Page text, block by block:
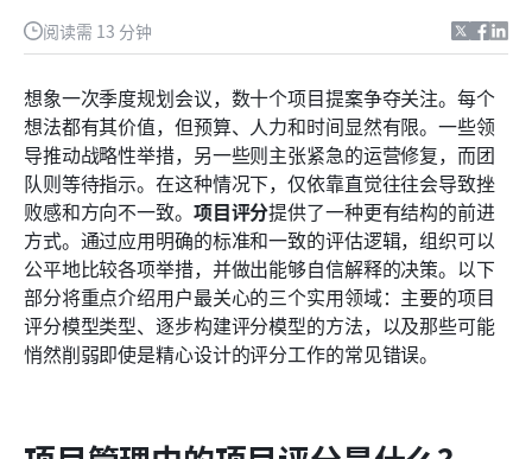
阅读需 13 分钟
想象一次季度规划会议，数十个项目提案争夺关注。每个
想法都有其价值，但预算、人力和时间显然有限。一些领
导推动战略性举措，另一些则主张紧急的运营修复，而团
队则等待指示。在这种情况下，仅依靠直觉往往会导致挫
败感和方向不一致。 项目评分提供了一种更有结构的前进
方式。通过应用明确的标准和一致的评估逻辑，组织可以
公平地比较各项举措，并做出能够自信解释的决策。以下
部分将重点介绍用户最关心的三个实用领域：主要的项目
评分模型类型、逐步构建评分模型的方法，以及那些可能
悄然削弱即使是精心设计的评分工作的常见错误。
有效项目评分模型的核心组成部分
在项目选择中评分模型的优势
项目评分模型的类型说明
逐步构建项目评分模型
项目评分中的常见错误及匹配的解决方案
Lark 如何在真实组织中支持项目评分
如何评估你的项目评分模型是否有效
结论
相关阅读